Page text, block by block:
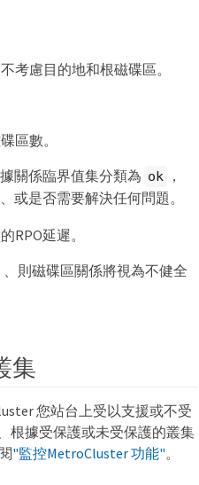
考慮目的地和根磁碟區。
區數。
關係臨界值集分類為 ok ，
或是否需要解決任何問題。
RPO延遲。
則磁碟區關係將視為不健全
集
您站台上受以支援或不受
根據受保護或未受保護的叢集
"監控MetroCluster 功能"。